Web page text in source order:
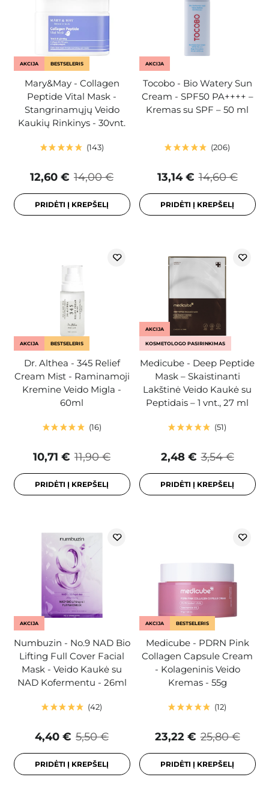
AKCIJA BESTSELERIS
Mary&May - Collagen
Peptide Vital Mask -
Stangrinamųjų Veido
Kaukių Rinkinys - 30vnt.
143
14,00 €
12,60 €
PRIDĖTI Į KREPŠELĮ
AKCIJA
Tocobo - Bio Watery Sun
Cream - SPF50 PA++++ –
Kremas su SPF – 50 ml
206
14,60 €
13,14 €
PRIDĖTI Į KREPŠELĮ
AKCIJA BESTSELERIS
Dr. Althea - 345 Relief
Cream Mist - Raminamoji
Kremine Veido Migla -
60ml
16
11,90 €
10,71 €
PRIDĖTI Į KREPŠELĮ
AKCIJA
KOSMETOLOGO PASIRINKIMAS
Medicube - Deep Peptide
Mask – Skaistinanti
Lakštinė Veido Kaukė su
Peptidais – 1 vnt., 27 ml
51
3,54 €
2,48 €
PRIDĖTI Į KREPŠELĮ
AKCIJA
Numbuzin - No.9 NAD Bio
Lifting Full Cover Facial
Mask - Veido Kaukė su
NAD Kofermentu - 26ml
42
5,50 €
4,40 €
PRIDĖTI Į KREPŠELĮ
AKCIJA BESTSELERIS
Medicube - PDRN Pink
Collagen Capsule Cream
- Kolageninis Veido
Kremas - 55g
12
25,80 €
23,22 €
PRIDĖTI Į KREPŠELĮ